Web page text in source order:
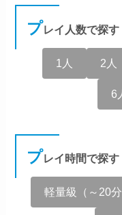
プレイ人数で探す
1人 2人
6
プレイ時間で探す
軽量級（～20分